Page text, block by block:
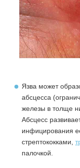
Язва может
абсцесса
железы в толще
Абсцесс
инфицирования
стрептококками,
палочкой.